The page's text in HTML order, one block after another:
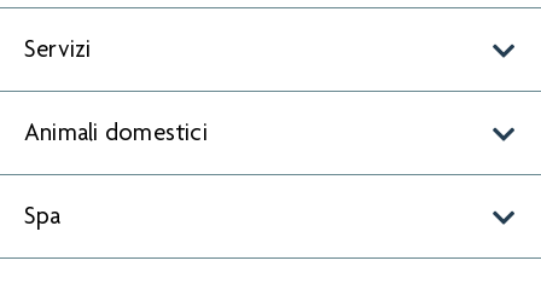
Servizi
Animali domestici
Spa